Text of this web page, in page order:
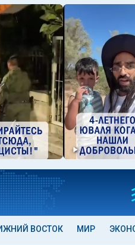
ВОСТОК МИР